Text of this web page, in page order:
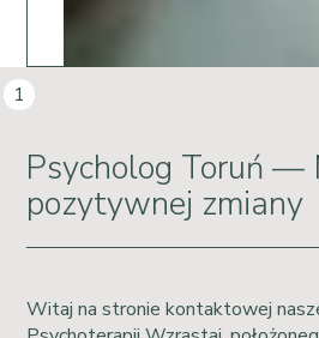
1
Psycholog Toruń —
pozytywnej zmiany
Witaj na stronie kontaktowej